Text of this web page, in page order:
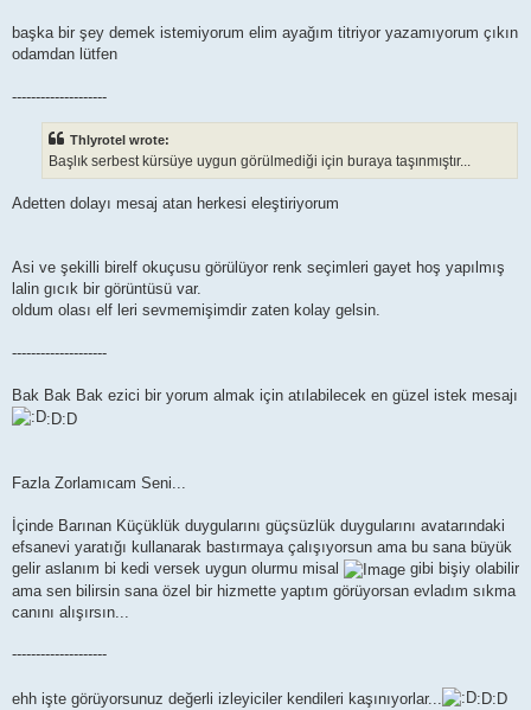
başka bir şey demek istemiyorum elim ayağım titriyor yazamıyorum çıkın
odamdan lütfen
--------------------
Thlyrotel wrote:
Başlık serbest kürsüye uygun görülmediği için buraya taşınmıştır...
Adetten dolayı mesaj atan herkesi eleştiriyorum
Asi ve şekilli birelf okuçusu görülüyor renk seçimleri gayet hoş yapılmış
lalin gıcık bir görüntüsü var.
oldum olası elf leri sevmemişimdir zaten kolay gelsin.
--------------------
Bak Bak Bak ezici bir yorum almak için atılabilecek en güzel istek mesajı
:D:D
Fazla Zorlamıcam Seni...
İçinde Barınan Küçüklük duygularını güçsüzlük duygularını avatarındaki
efsanevi yaratığı kullanarak bastırmaya çalışıyorsun ama bu sana büyük
gelir aslanım bi kedi versek uygun olurmu misal
gibi bişiy olabilir
ama sen bilirsin sana özel bir hizmette yaptım görüyorsan evladım sıkma
canını alışırsın...
--------------------
ehh işte görüyorsunuz değerli izleyiciler kendileri kaşınıyorlar... :D:D